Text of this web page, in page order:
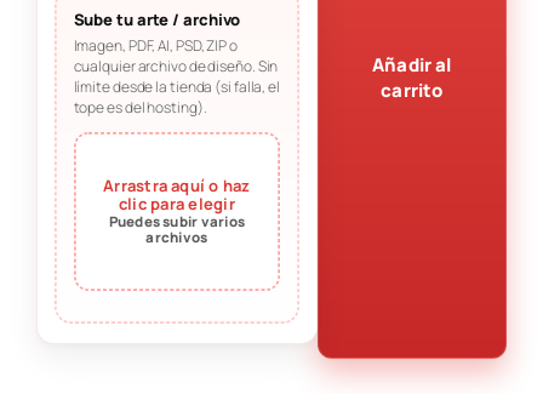
Sube tu arte / archivo
Imagen, PDF, AI, PSD, ZIP o
cualquier archivo de diseño. Sin
límite desde la tienda (si falla, el
tope es del hosting).
Arrastra aquí o haz
clic para elegir
Puedes subir varios
archivos
Añadir al
carrito